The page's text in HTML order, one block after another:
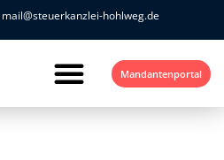
mail@steuerkanzlei-hohlweg.de
Mandantenportal